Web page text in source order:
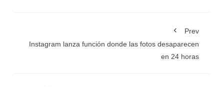
Prev
Instagram lanza función donde las fotos desaparecen
en 24 horas